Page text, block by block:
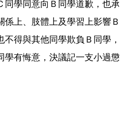
同學同意向Ｂ同學道歉，也承
係上、肢體上及學習上影響Ｂ
不得與其他同學欺負Ｂ同學，
學有悔意，決議記一支小過懲